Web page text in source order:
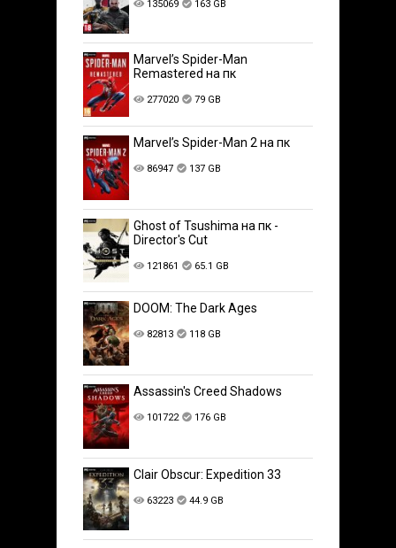
135069 163 GB
Marvel’s Spider-Man
Remastered на пк
277020 79 GB
Marvel’s Spider-Man 2 на пк
86947 137 GB
Ghost of Tsushima на пк -
Director's Cut
121861 65.1 GB
DOOM: The Dark Ages
82813 118 GB
Assassin's Creed Shadows
101722 176 GB
Clair Obscur: Expedition 33
63223 44.9 GB